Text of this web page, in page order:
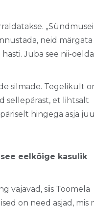
neid märgata
Juba see nii-öelda
silmade. Tegelikult
sellepärast, et lihtsalt
hingega asja
eelkõige kasulik
vajavad, siis Toomela
on need asjad, mis